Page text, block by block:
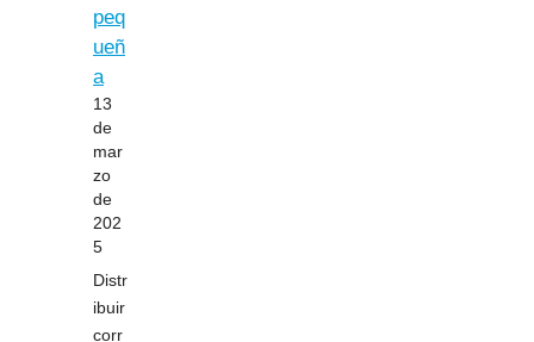
peq
ueñ
a
13
de
mar
zo
de
202
5
Distr
ibuir
corr